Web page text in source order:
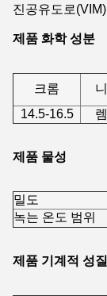
진공유도로
제품 화학 성분
크롬 니
14.5-16.5
렘
제품 물성
밀도
녹는 온도 범위
제품 기계적 성질